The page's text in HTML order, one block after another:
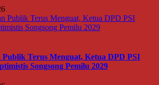
Publik Terus Menguat, Ketua DPD PSI
Songsong Pemilu 2029